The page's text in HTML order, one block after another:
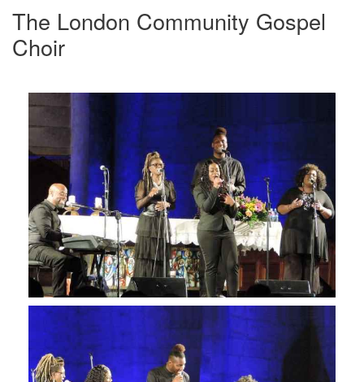
The London Community Gospel
Choir